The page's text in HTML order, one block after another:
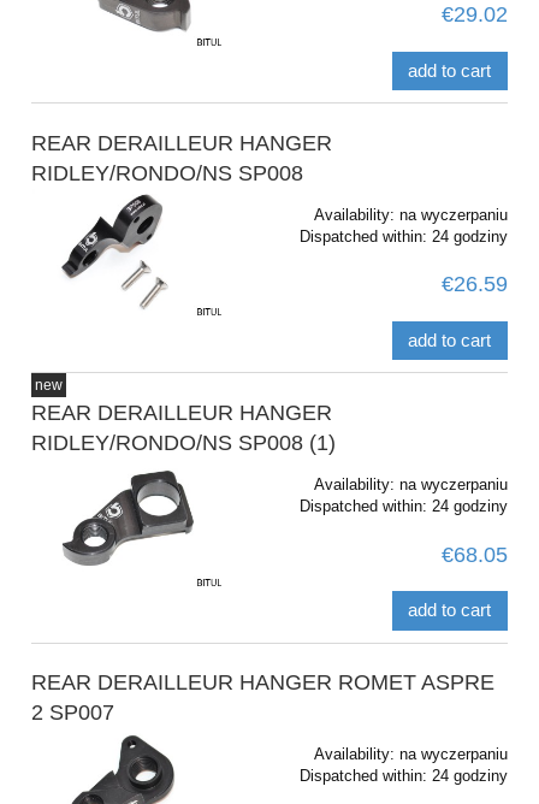
€29.02
add to cart
REAR DERAILLEUR HANGER
RIDLEY/RONDO/NS SP008
Availability: na wyczerpaniu
Dispatched within: 24 godziny
€26.59
add to cart
REAR DERAILLEUR HANGER
RIDLEY/RONDO/NS SP008 (1)
Availability: na wyczerpaniu
Dispatched within: 24 godziny
€68.05
add to cart
new
REAR DERAILLEUR HANGER ROMET ASPRE
2 SP007
Availability: na wyczerpaniu
Dispatched within: 24 godziny